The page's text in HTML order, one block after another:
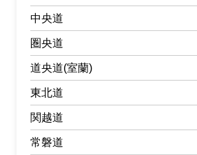
中央道
圏央道
道央道(室蘭)
東北道
関越道
常磐道